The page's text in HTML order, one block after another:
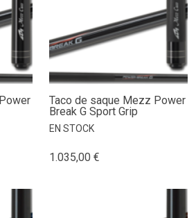
Taco de saque Mezz Power
Break G Sport Grip
EN STOCK
1.035,00 €